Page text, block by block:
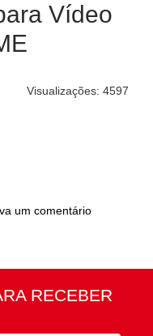
Vídeo
Visualizações: 4597
um comentário
RECEBER